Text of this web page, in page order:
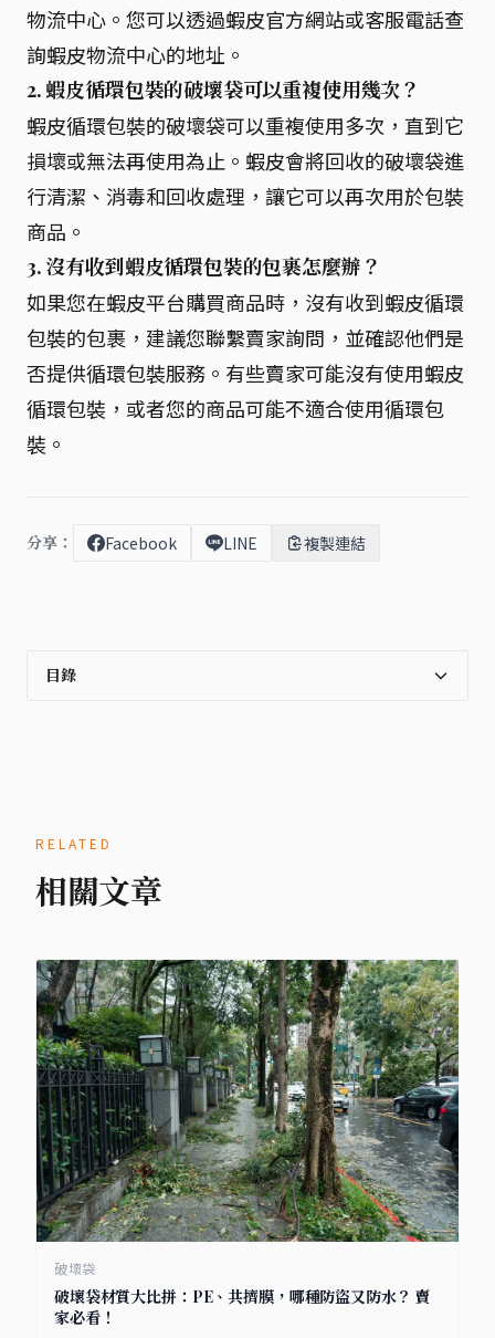
物流中心。您可以透過蝦皮官方網站或客服電話查
詢蝦皮物流中心的地址。
2. 蝦皮循環包裝的破壞袋可以重複使用幾次？
蝦皮循環包裝的破壞袋可以重複使用多次，直到它
損壞或無法再使用為止。蝦皮會將回收的破壞袋進
行清潔、消毒和回收處理，讓它可以再次用於包裝
商品。
3. 沒有收到蝦皮循環包裝的包裹怎麼辦？
如果您在蝦皮平台購買商品時，沒有收到蝦皮循環
包裝的包裹，建議您聯繫賣家詢問，並確認他們是
否提供循環包裝服務。有些賣家可能沒有使用蝦皮
循環包裝，或者您的商品可能不適合使用循環包
裝。
分享： Facebook LINE 複製連結
目錄
RELATED
相關文章
破壞袋
破壞袋材質大比拼：PE、共擠膜，哪種防盜又防水？ 賣
家必看！